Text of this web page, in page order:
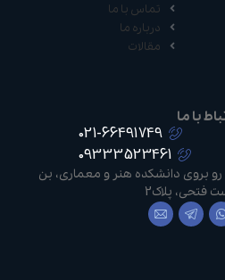
تماس با ما
درباره ما
مقالات
با ما
021-66491749
09333523461
رو بروی دانشکده هنر و معماری، بن
فتحی، پلاک2